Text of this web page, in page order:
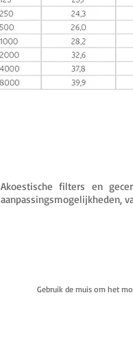
Akoestische filters en
aanpassingsmogelijkheden,
Gebruik de muis om het